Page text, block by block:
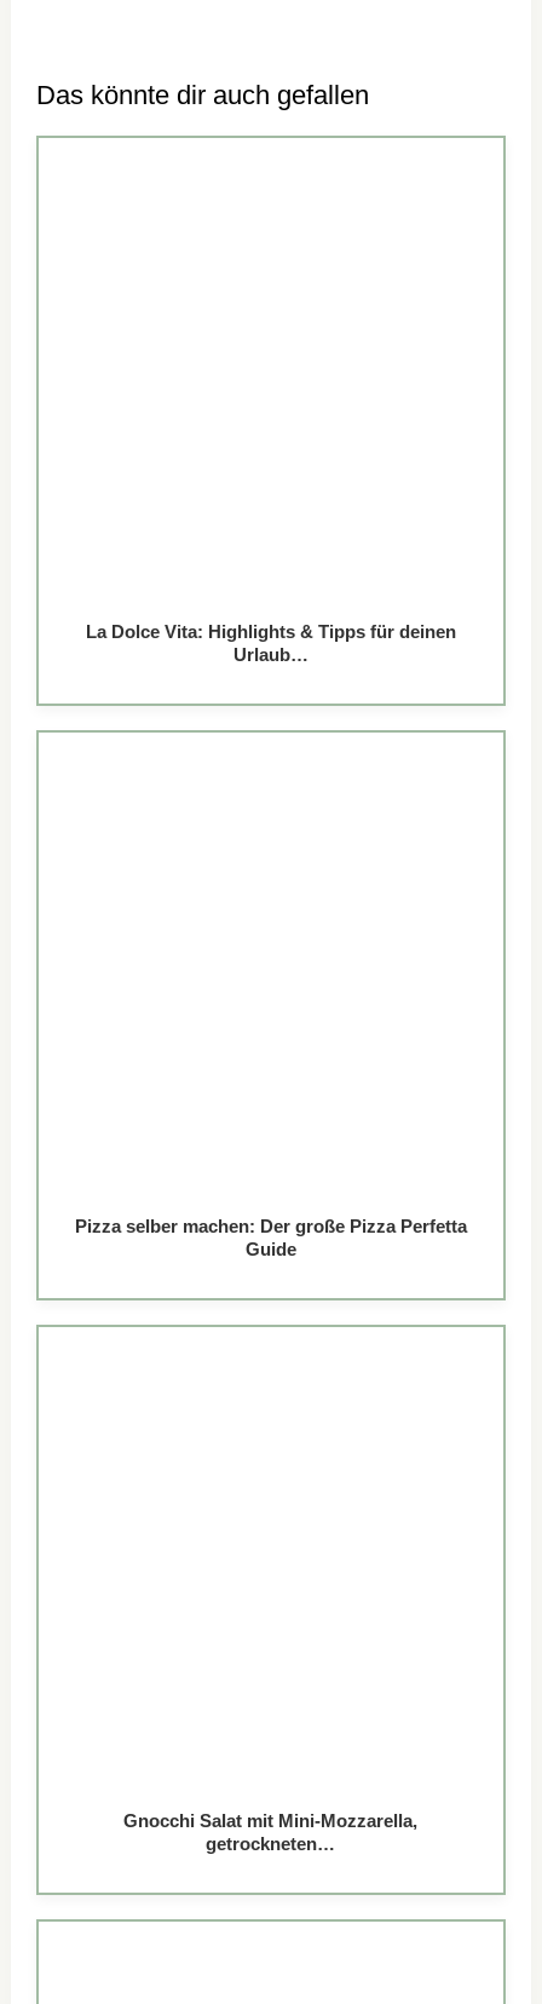
Das könnte dir auch gefallen
La Dolce Vita: Highlights & Tipps für deinen
Urlaub…
Pizza selber machen: Der große Pizza Perfetta
Guide
Gnocchi Salat mit Mini-Mozzarella,
getrockneten…